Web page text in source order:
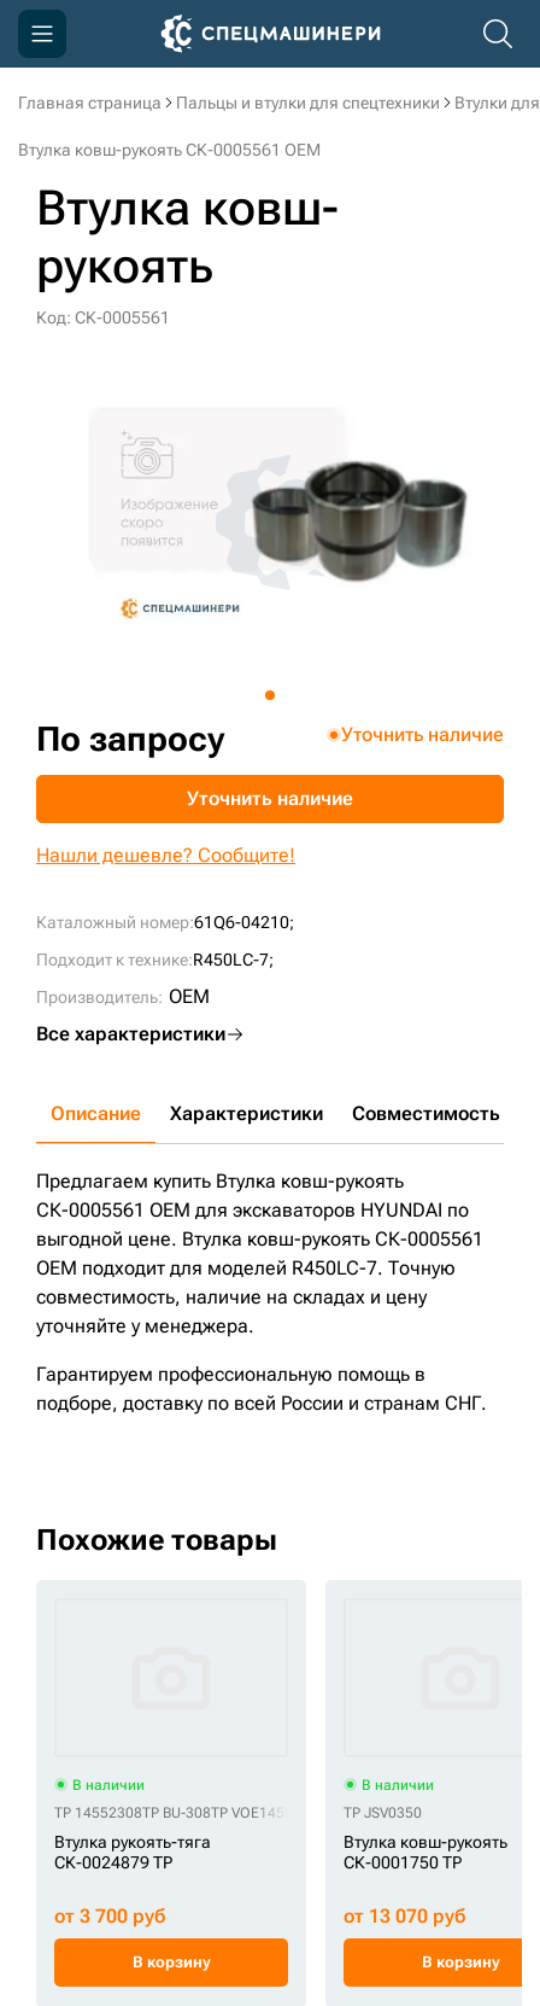
Главная страница Пальцы и втулки для спецтехники Втулки
Втулка ковш-рукоять СК-0005561 OEM
Втулка ковш-
рукоять
Код: СК-0005561
Каталожный номер:61Q6-04210;
Подходит к технике:R450LC-7;
Производитель: OEM
Все характеристики
По запросу Уточнить наличие
Уточнить наличие
Нашли дешевле? Сообщите!
Описание Характеристики Совместимость
Предлагаем купить Втулка ковш-рукоять
СК-0005561 OEM для экскаваторов HYUNDAI по
выгодной цене. Втулка ковш-рукоять СК-0005561
OEM подходит для моделей R450LC-7. Точную
совместимость, наличие на складах и цену
уточняйте у менеджера.
Гарантируем профессиональную помощь в
подборе, доставку по всей России и странам СНГ.
Похожие товары
В наличии
TP 14552308TP BU-308TP VOE14552308
Втулка рукоять-тяга
СК-0024879 TP
от 3 700 руб
В корзину
В наличии
TP JSV0350
Втулка ковш-рукоять
СК-0001750 TP
от 13 070 руб
В корзину
Компания
Доставка и оплата
Информация
Контакты
sksale@skdst.ru
+7 (499) 394-50-93